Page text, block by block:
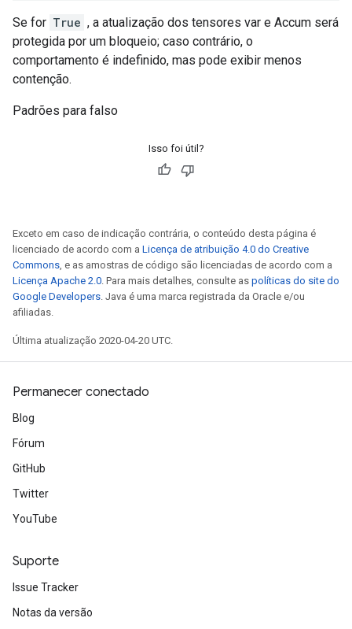
Se for True , a atualização dos tensores var e Accum será
protegida por um bloqueio; caso contrário, o
comportamento é indefinido, mas pode exibir menos
contenção.
Padrões para falso
Isso foi útil?
Exceto em caso de indicação contrária, o conteúdo desta página é
licenciado de acordo com a Licença de atribuição 4.0 do Creative
Commons, e as amostras de código são licenciadas de acordo com a
Licença Apache 2.0. Para mais detalhes, consulte as políticas do site do
Google Developers. Java é uma marca registrada da Oracle e/ou
afiliadas.
Última atualização 2020-04-20 UTC.
Permanecer conectado
Blog
Fórum
GitHub
Twitter
YouTube
Suporte
Issue Tracker
Notas da versão